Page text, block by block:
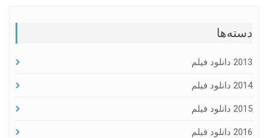
دسته‌ها
2013 دانلود فیلم
2014 دانلود فیلم
2015 دانلود فیلم
2016 دانلود فیلم